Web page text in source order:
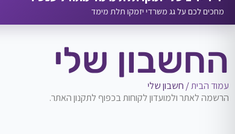
מחכים לכם על גג משרדי יזמקו תלת מימד
החשבון שלי
עמוד הבית/ חשבון שלי
הרשמה לאתר ולמועדון לקוחות בכפוף לתקנון האתר.